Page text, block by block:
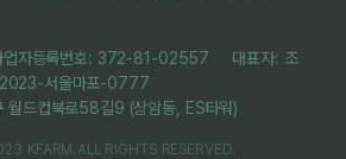
업자등록번호: 372-81-02557 대표자: 조
서울마포-0777
월드컵북로58길9 (상암동, ES타워)
KFARM.ALL RIGHTS RESERVED.